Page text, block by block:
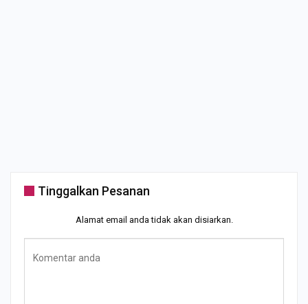
Tinggalkan Pesanan
Alamat email anda tidak akan disiarkan.